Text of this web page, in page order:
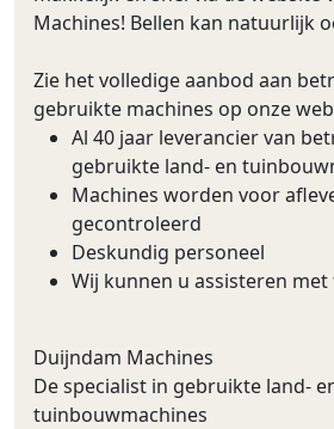
Machines! Bellen kan natuurlijk
Zie het volledige aanbod aan
gebruikte machines op onze
Al 40 jaar leverancier van
gebruikte land- en
Machines worden voor
gecontroleerd
Deskundig personeel
Wij kunnen u assisteren
Duijndam Machines
De specialist in gebruikte land-
tuinbouwmachines